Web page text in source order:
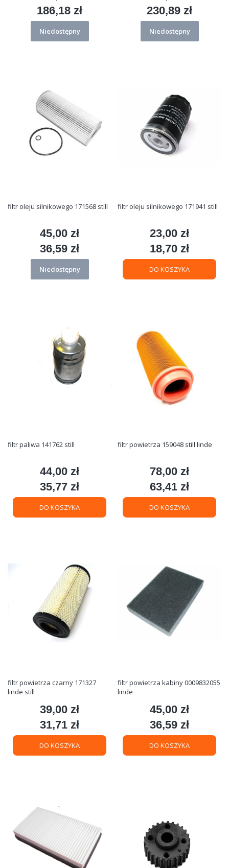
Cena
186,18 zł
Niedostępny
Cena
230,89 zł
Niedostępny
filtr oleju silnikowego 171568 still
Cena
45,00 zł
Cena
36,59 zł
Niedostępny
filtr oleju silnikowego 171941 still
Cena
23,00 zł
Cena
18,70 zł
DO KOSZYKA
filtr paliwa 141762 still
Cena
44,00 zł
Cena
35,77 zł
DO KOSZYKA
filtr powietrza 159048 still linde
Cena
78,00 zł
Cena
63,41 zł
DO KOSZYKA
filtr powietrza czarny 171327
linde still
Cena
39,00 zł
Cena
31,71 zł
DO KOSZYKA
filtr powietrza kabiny 0009832055
linde
Cena
45,00 zł
Cena
36,59 zł
DO KOSZYKA